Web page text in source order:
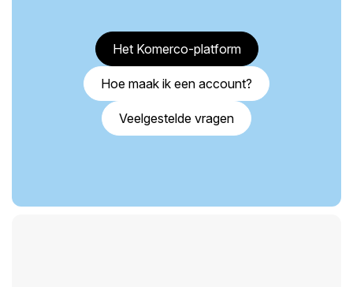
Het Komerco-platform
Hoe maak ik een account?
Veelgestelde vragen